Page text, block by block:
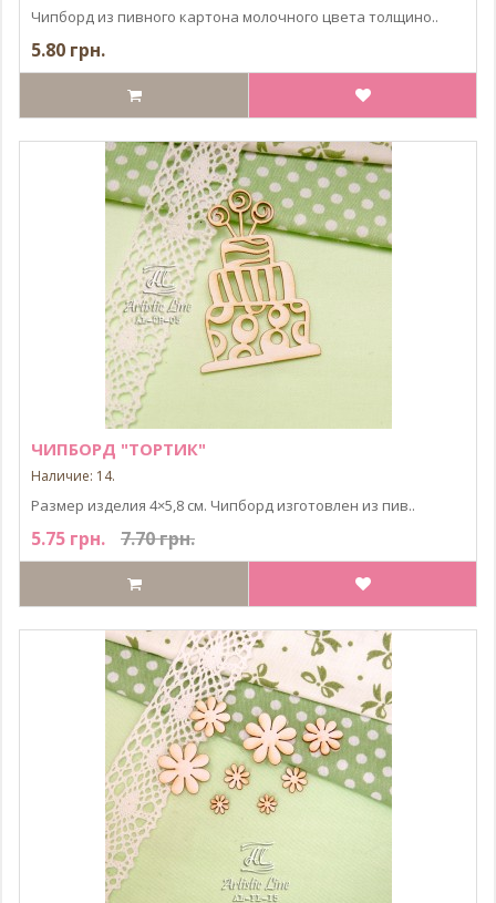
Чипборд из пивного картона молочного цвета толщино..
5.80 грн.
ЧИПБОРД "ТОРТИК"
Наличие: 14.
Размер изделия 4×5,8 см. Чипборд изготовлен из пив..
5.75 грн. 7.70 грн.